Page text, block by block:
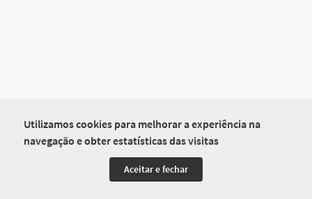
Utilizamos cookies para melhorar a experiência na
navegação e obter estatísticas das visitas
Aceitar e fechar